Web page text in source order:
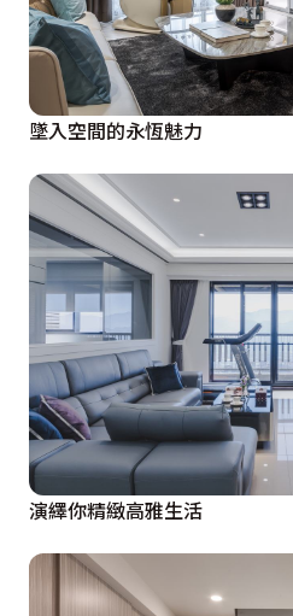
墜入空間的永恆魅力
演繹你精緻高雅生活